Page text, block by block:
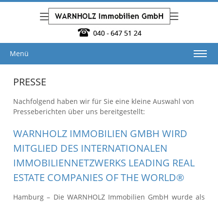
Menü
PRESSE
Nachfolgend haben wir für Sie eine kleine Auswahl von
Presseberichten über uns bereitgestellt:
WARNHOLZ IMMOBILIEN GMBH WIRD
MITGLIED DES INTERNATIONALEN
IMMOBILIENNETZWERKS LEADING REAL
ESTATE COMPANIES OF THE WORLD®
Hamburg – Die WARNHOLZ Immobilien GmbH wurde als